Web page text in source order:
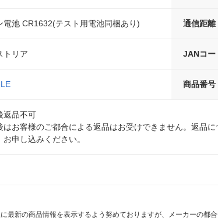
電池 CR1632(テスト用電池同梱あり) 通信距離
トリア JANコー
商品番号
返品不可
はお客様のご都合による返品はお受けできません。返品
お申し込みください。
最新の商品情報を表示するよう努めておりますが、メーカーの都